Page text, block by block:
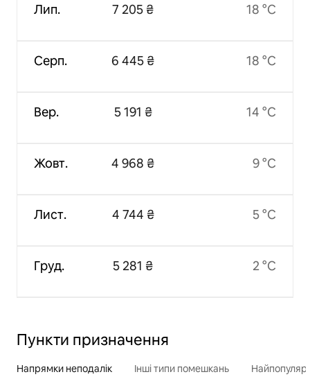
Лип.
Серп.
Вер.
Жовт.
Лист.
Груд.
7 205 ₴
6 445 ₴
5 191 ₴
4 968 ₴
4 744 ₴
5 281 ₴
18 °C
18 °C
14 °C
9 °C
5 °C
2 °C
Пункти призначення
Напрямки неподалік Інші типи помешкань